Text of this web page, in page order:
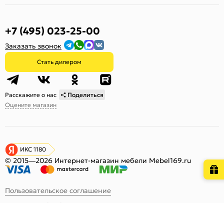
+7 (495) 023-25-00
Заказать звонок
Стать дилером
Расскажите о нас
Поделиться
Оцените магазин
ИКС 1180
© 2015—2026 Интернет-магазин мебели Mebel169.ru
Пользовательское соглашение